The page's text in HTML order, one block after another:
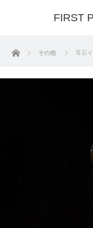
FIRST
ホーム その他 耳石